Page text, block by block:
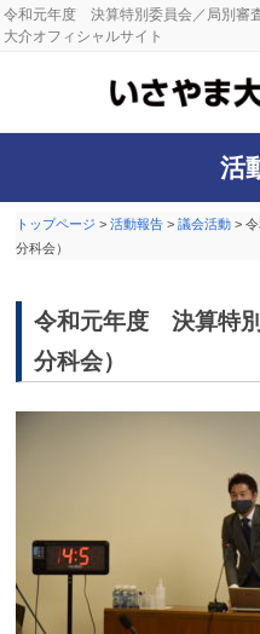
令和元年度 決算特別委員会／局別審
大介オフィシャルサイト
活
トップページ >活動報告 >議会活動 >
分科会）
令和元年度 決算特
分科会）